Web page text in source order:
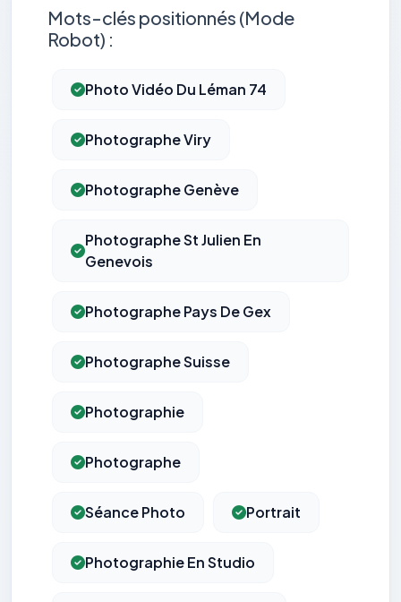
Mots-clés positionnés (Mode
Robot) :
Photo Vidéo Du Léman 74
Photographe Viry
Photographe Genève
Photographe St Julien En
Genevois
Photographe Pays De Gex
Photographe Suisse
Photographie
Photographe
Séance Photo Portrait
Photographie En Studio